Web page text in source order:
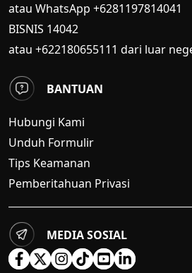
atau WhatsApp +6281197814041
BISNIS 14042
atau +622180655111 dari luar
BANTUAN
Hubungi Kami
Unduh Formulir
Tips Keamanan
Pemberitahuan Privasi
MEDIA SOSIAL